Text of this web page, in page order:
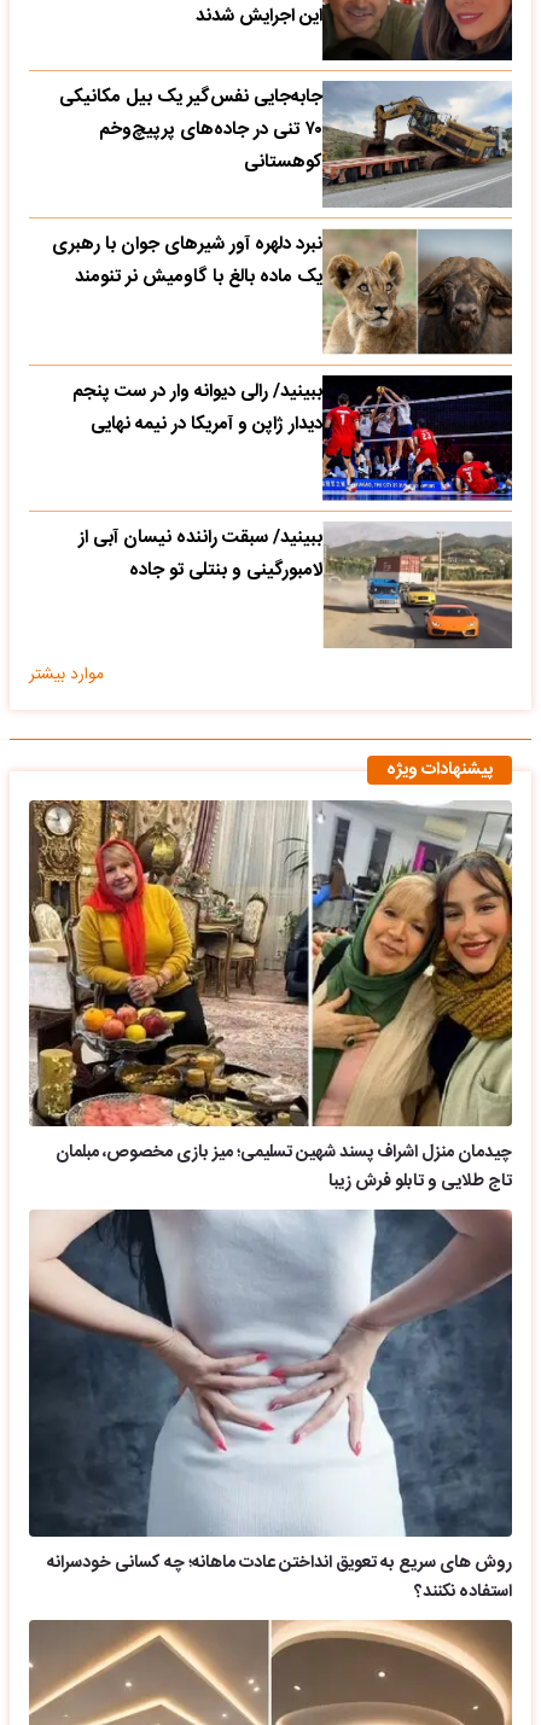
این اجرایش شدند
جابه‌جایی نفس‌گیر یک بیل مکانیکی
۷۰ تنی در جاده‌های پرپیچ‌وخم
کوهستانی
نبرد دلهره آور شیرهای جوان با رهبری
یک ماده بالغ با گاومیش نر تنومند
ببینید/ رالی دیوانه وار در ست پنجم
دیدار ژاپن و آمریکا در نیمه نهایی
ببینید/ سبقت راننده نیسان آبی از
لامبورگینی و بنتلی تو جاده
موارد بیشتر
پیشنهادات ویژه
چیدمان منزل اشراف پسند شهین تسلیمی؛ میز بازی مخصوص، مبلمان
تاج طلایی و تابلو فرش زیبا
روش های سریع به تعویق انداختن عادت ماهانه؛ چه کسانی خودسرانه
استفاده نکنند؟